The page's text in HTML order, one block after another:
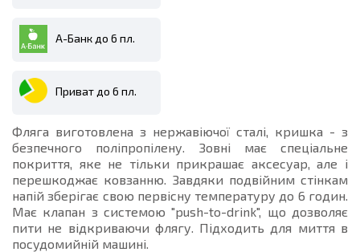
А-Банк до 6 пл.
Приват до 6 пл.
Фляга виготовлена ​​з нержавіючої сталі, кришка - з
безпечного поліпропілену. Зовні має спеціальне
покриття, яке не тільки прикрашає аксесуар, але і
перешкоджає ковзанню. Завдяки подвійним стінкам
напій зберігає свою первісну температуру до 6 годин.
Має клапан з системою "push-to-drink", що дозволяє
пити не відкриваючи флягу. Підходить для миття в
посудомийній машині.